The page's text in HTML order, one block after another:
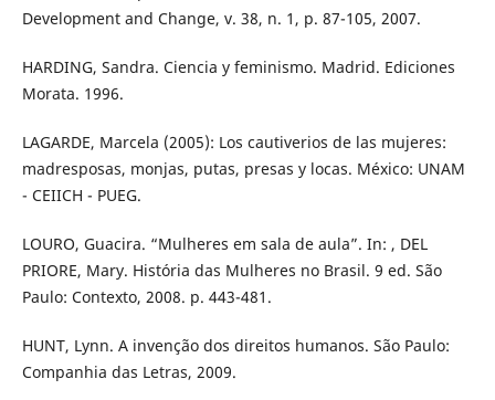
Development and Change, v. 38, n. 1, p. 87-105, 2007.
HARDING, Sandra. Ciencia y feminismo. Madrid. Ediciones
Morata. 1996.
LAGARDE, Marcela (2005): Los cautiverios de las mujeres:
madresposas, monjas, putas, presas y locas. México: UNAM
- CEIICH - PUEG.
LOURO, Guacira. “Mulheres em sala de aula”. In: , DEL
PRIORE, Mary. História das Mulheres no Brasil. 9 ed. São
Paulo: Contexto, 2008. p. 443-481.
HUNT, Lynn. A invenção dos direitos humanos. São Paulo:
Companhia das Letras, 2009.